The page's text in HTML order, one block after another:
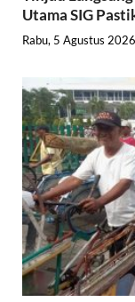
Utama SIG
Rabu, 5 Agustus